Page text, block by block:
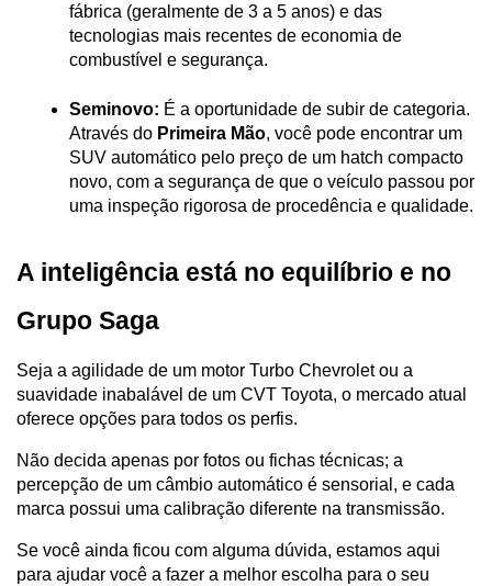
fábrica (geralmente de 3 a 5 anos) e das
tecnologias mais recentes de economia de
combustível e segurança.
Seminovo: É a oportunidade de subir de categoria.
Através do Primeira Mão, você pode encontrar um
SUV automático pelo preço de um hatch compacto
novo, com a segurança de que o veículo passou por
uma inspeção rigorosa de procedência e qualidade.
A inteligência está no equilíbrio e no
Grupo Saga
Seja a agilidade de um motor Turbo Chevrolet ou a
suavidade inabalável de um CVT Toyota, o mercado atual
oferece opções para todos os perfis.
Não decida apenas por fotos ou fichas técnicas; a
percepção de um câmbio automático é sensorial, e cada
marca possui uma calibração diferente na transmissão.
Se você ainda ficou com alguma dúvida, estamos aqui
para ajudar você a fazer a melhor escolha para o seu